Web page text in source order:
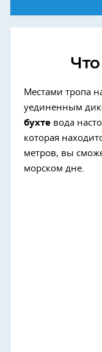
Местами тропа
уединенным
бухте вода
которая
метров, вы
морском дне.